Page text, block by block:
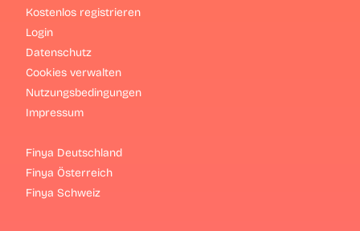
Kostenlos registrieren
Login
Datenschutz
Cookies verwalten
Nutzungsbedingungen
Impressum
Finya Deutschland
Finya Österreich
Finya Schweiz